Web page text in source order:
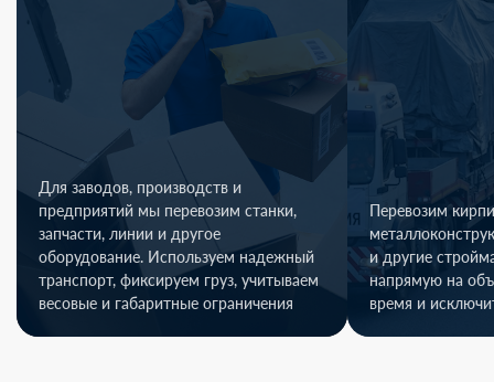
Для заводов, производств и
предприятий мы перевозим станки,
запчасти, линии и другое
оборудование. Используем надежный
транспорт, фиксируем груз, учитываем
весовые и габаритные ограничения
Перевозим
и другие
напрямую на
время и